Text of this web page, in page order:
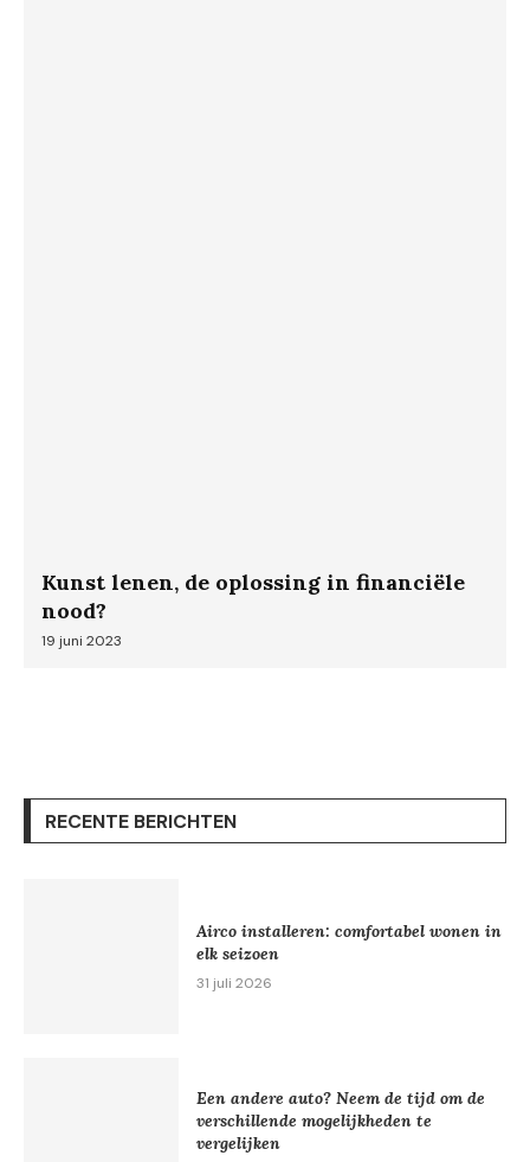
Kunst lenen, de oplossing in financiële
nood?
19 juni 2023
RECENTE BERICHTEN
Airco installeren: comfortabel wonen in
elk seizoen
31 juli 2026
Een andere auto? Neem de tijd om de
verschillende mogelijkheden te
vergelijken